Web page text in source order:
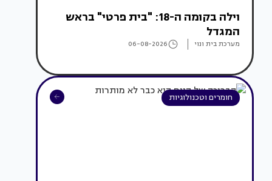
וילה בקומה ה-18: "בית פרטי" בראש
המגדל
מערכת בית ונוי 06-08-2026
חומרים וטכנולוגיות